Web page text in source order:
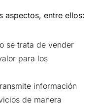
aspectos, entre ellos:
se trata de vender
para los
información
de manera